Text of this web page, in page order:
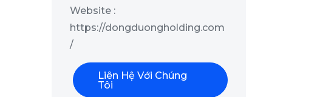
Website :
https://dongduongholding.com
/
Liên Hệ Với Chúng
Tôi